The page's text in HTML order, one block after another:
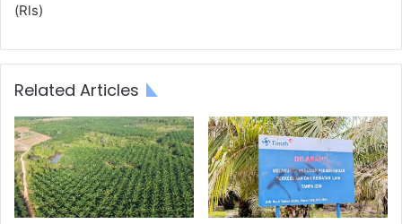
(Rls)
Related Articles